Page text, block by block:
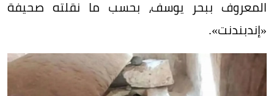
المعروف ببحر يوسف، بحسب ما نقلته صحيفة
«إندبندنت».